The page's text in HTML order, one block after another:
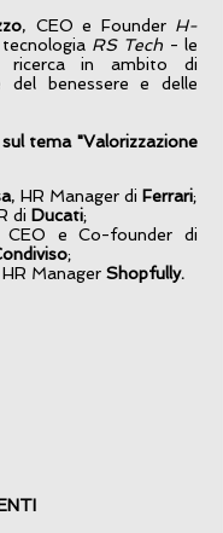
, CEO e Founder H-
tecnologia RS Tech - le
ricerca in ambito di
del benessere e delle
tema "Valorizzazione
, HR Manager di Ferrari;
di Ducati;
CEO e Co-founder di
;
HR Manager Shopfully.